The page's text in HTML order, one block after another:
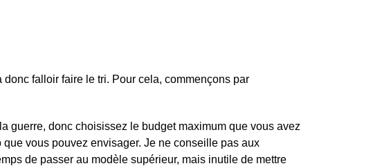
falloir faire le tri. Pour cela, commençons par
guerre, donc choisissez le budget maximum que vous avez
vous pouvez envisager. Je ne conseille pas aux
de passer au modèle supérieur, mais inutile de mettre